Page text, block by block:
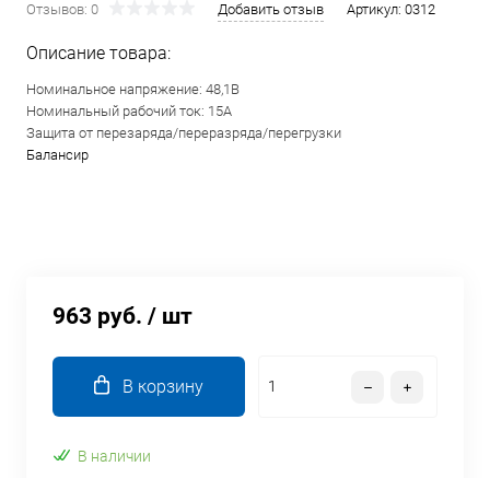
Отзывов: 0 Добавить отзыв Артикул: 0312
Описание товара:
Номинальное напряжение: 48,1В
Номинальный рабочий ток: 15А
Защита от перезаряда/переразряда/перегрузки
Балансир
963 руб. / шт
В корзину
В наличии